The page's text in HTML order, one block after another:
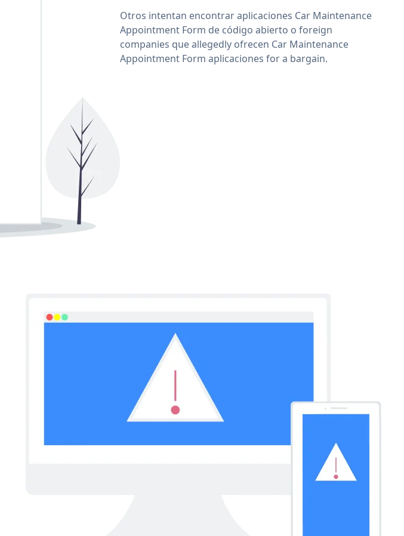
Otros intentan encontrar aplicaciones Car Maintenance
Appointment Form de código abierto o foreign
companies que allegedly ofrecen Car Maintenance
Appointment Form aplicaciones for a bargain.